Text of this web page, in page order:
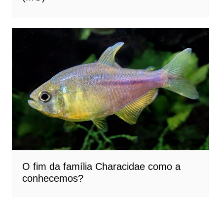
O fim da família Characidae como a
conhecemos?